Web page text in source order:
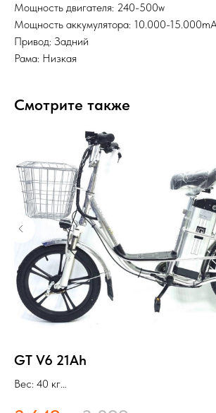
Мощность двигателя: 240-500w
Мощность аккумулятора: 10.000-
Привод: Задний
Рама: Низкая
Смотрите также
GT V6 21Ah
Вес: 40 кг